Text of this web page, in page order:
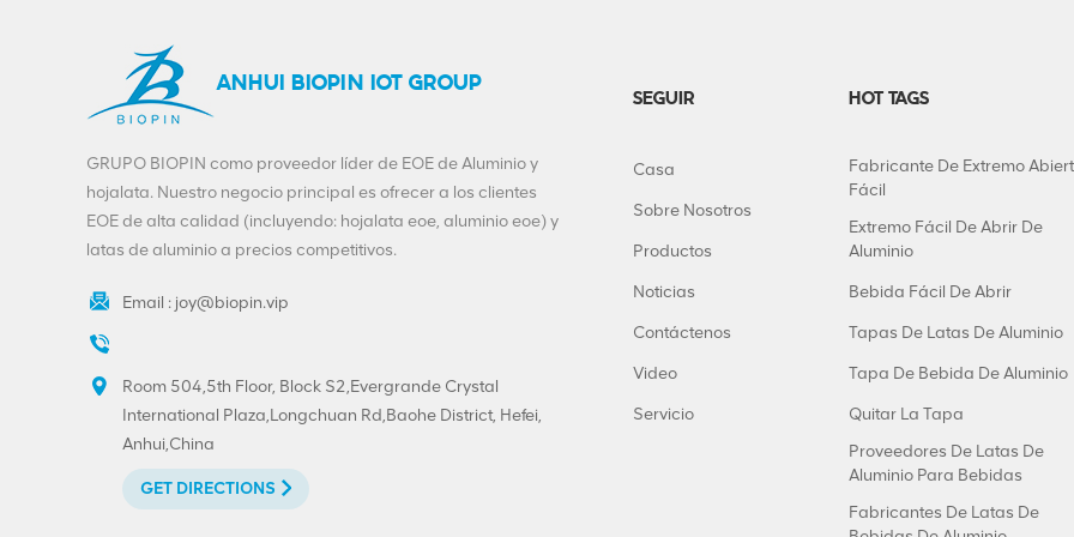
personalizada
(52 mm) Impresión
personalizada de
extremo abierto fácil
de hojalata
VIEW DETAILS
Tapas de anilla BIOPIN
ANHUI BIOPIN IOT GROUP
GRUPO BIOPIN como proveedor líder de EOE de Aluminio y
hojalata. Nuestro negocio principal es ofrecer a los clientes
EOE de alta calidad (incluyendo: hojalata eoe, aluminio eoe) y
latas de aluminio a precios competitivos.
Email : joy@biopin.vip
Room 504,5th Floor, Block S2,Evergrande Crystal
International Plaza,Longchuan Rd,Baohe District, Hefei,
Anhui,China
GET DIRECTIONS
SEGUIR
Casa
Sobre Nosotros
Productos
Noticias
Contáctenos
Video
Servicio
HOT TAGS
Fabricante De Extremo
Fácil
Extremo Fácil De Abrir De
Aluminio
Bebida Fácil De Abrir
Tapas De Latas De Aluminio
Tapa De Bebida De Aluminio
Quitar La Tapa
Proveedores De Latas De
Aluminio Para Bebidas
Fabricantes De Latas De